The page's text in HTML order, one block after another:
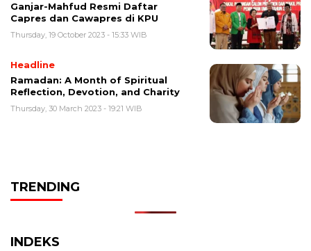
Ganjar-Mahfud Resmi Daftar
Capres dan Cawapres di KPU
Thursday, 19 October 2023 - 15:33 WIB
Headline
Ramadan: A Month of Spiritual
Reflection, Devotion, and Charity
Thursday, 30 March 2023 - 19:21 WIB
TRENDING
INDEKS